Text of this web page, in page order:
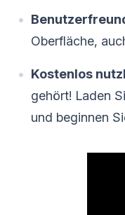
Oberfläche,
Kostenlos
gehört! Laden
und beginnen